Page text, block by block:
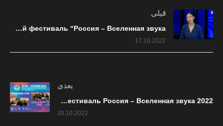
قبلی
Бурятия впервые приняла музыкальный фестиваль “Россия – Вселенная звука”
17.10.2022
بعدی
Непройденные пути. Иранская классическая музыка. Махачкала. Фестиваль Россия – Вселенная звука 2022
20.10.2022